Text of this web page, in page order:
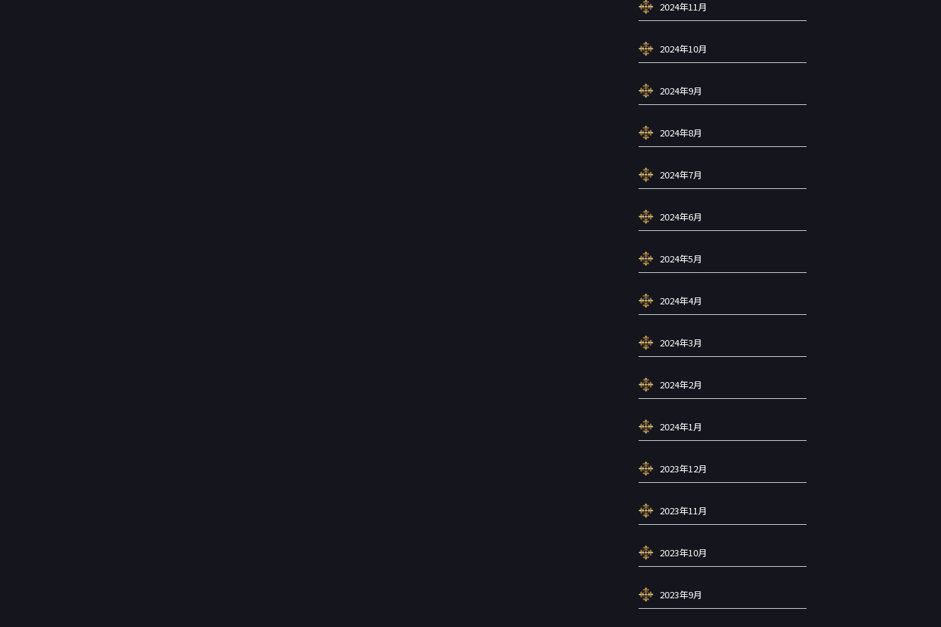
2024年11月
2024年10月
2024年9月
2024年8月
2024年7月
2024年6月
2024年5月
2024年4月
2024年3月
2024年2月
2024年1月
2023年12月
2023年11月
2023年10月
2023年9月